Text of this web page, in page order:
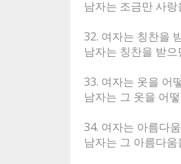
남자는 조금만 사
32. 여자는 칭찬을
남자는 칭찬을 받
33. 여자는 옷을 어
남자는 그 옷을 어
34. 여자는 아름다
남자는 그 아름다